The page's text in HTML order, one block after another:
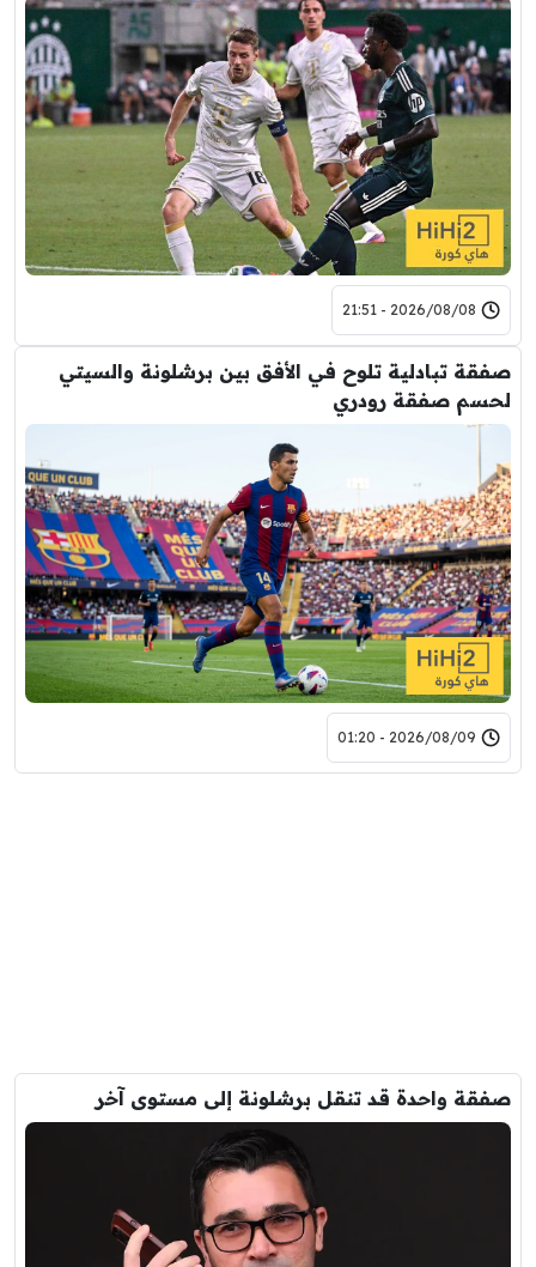
2026/08/08 - 21:51
صفقة تبادلية تلوح في الأفق بين برشلونة والسيتي
لحسم صفقة رودري
2026/08/09 - 01:20
صفقة واحدة قد تنقل برشلونة إلى مستوى آخر